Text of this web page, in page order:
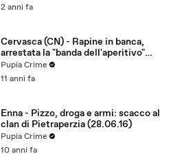
2 anni fa
Cervasca (CN) - Rapine in banca,
arrestata la "banda dell'aperitivo"
(28.01.16)
Pupia Crime
11 anni fa
Enna - Pizzo, droga e armi: scacco al
clan di Pietraperzia (28.06.16)
Pupia Crime
10 anni fa